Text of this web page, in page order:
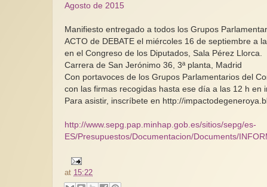
Agosto de 2015
Manifiesto entregado a todos los Grupos
ACTO de DEBATE el miércoles 16 de septiembre a
en el Congreso de los Diputados, Sala Pérez Llorca.
Carrera de San Jerónimo 36, 3ª planta, Madrid
Con portavoces de los Grupos Parlamentarios del
con las firmas recogidas hasta ese día a las 12 h en
Para asistir, inscríbete en http://
http://www.sepg.pap.minhap.gob.es/sitios/sepg/es-
ES/Presupuestos/Documentacion/Documents/
at 15:22